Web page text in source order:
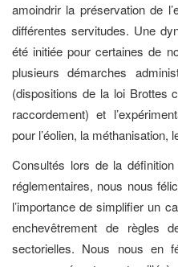
amoindrir la préservation de
différentes servitudes. Une
été initiée pour certaines de
plusieurs démarches
(dispositions de la loi Brottes
raccordement) et
pour l’éolien, la méthanisation,
Consultés lors de la
réglementaires, nous nous
l’importance de simplifier un
enchevêtrement de règles
sectorielles. Nous nous en